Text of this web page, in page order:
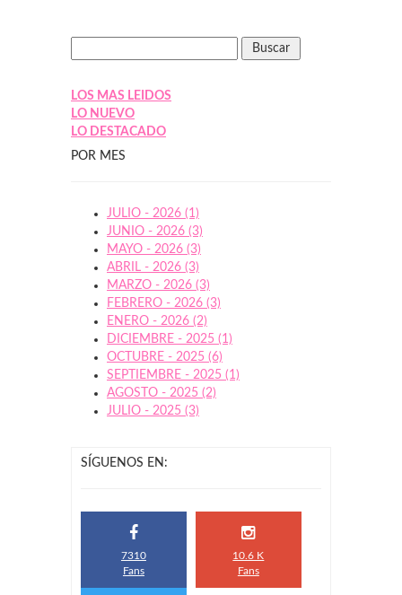
LOS MAS LEIDOS
LO NUEVO
LO DESTACADO
POR MES
JULIO - 2026 (1)
JUNIO - 2026 (3)
MAYO - 2026 (3)
ABRIL - 2026 (3)
MARZO - 2026 (3)
FEBRERO - 2026 (3)
ENERO - 2026 (2)
DICIEMBRE - 2025 (1)
OCTUBRE - 2025 (6)
SEPTIEMBRE - 2025 (1)
AGOSTO - 2025 (2)
JULIO - 2025 (3)
SÍGUENOS EN:
7310
Fans
10.6 K
Fans